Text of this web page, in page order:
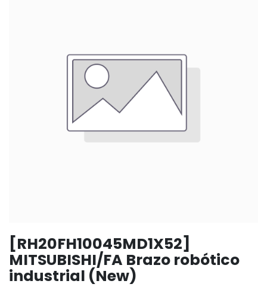
[RH20FH10045MD1X52]
MITSUBISHI/FA Brazo robótico
industrial (New)